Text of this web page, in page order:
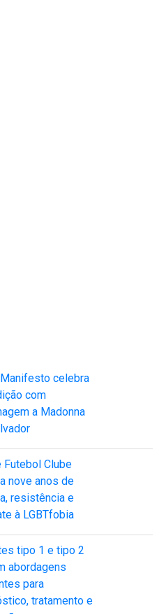
celebra
com
a Madonna
Futebol Clube
nove anos de
resistência e
à LGBTfobia
tipo 1 e tipo 2
abordagens
para
tratamento e